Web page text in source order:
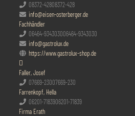
08372-42808372-428
info@eisen-osterberger.de
Fachhändler
06464-934303006464-9343030
info@gastrolux.de
https://www.gastrolux-shop.de
Faller, Josef
07669-23007669-230
Farrenkopf, Hella
06201-7183906201-71839
Firma Erath